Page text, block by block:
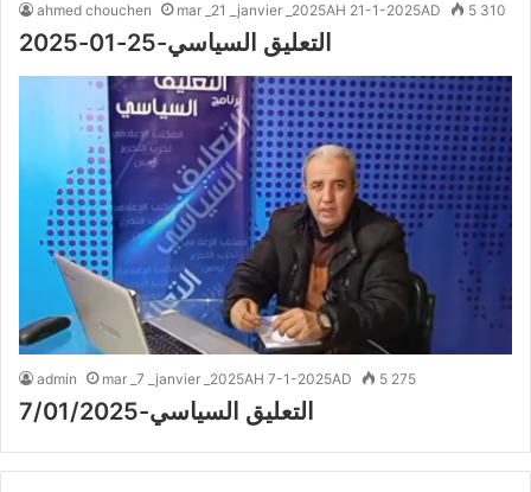
ahmed chouchen mar _21 _janvier _2025AH 21-1-2025AD 5 310
التعليق السياسي-25-01-2025
admin mar _7 _janvier _2025AH 7-1-2025AD 5 275
التعليق السياسي-7/01/2025